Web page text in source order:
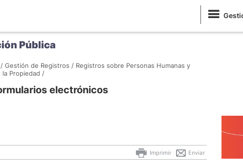
Pública
Gestión de Registros / Registros sobre Personas Humanas y
la Propiedad /
electrónicos
Enviar
Imprimir